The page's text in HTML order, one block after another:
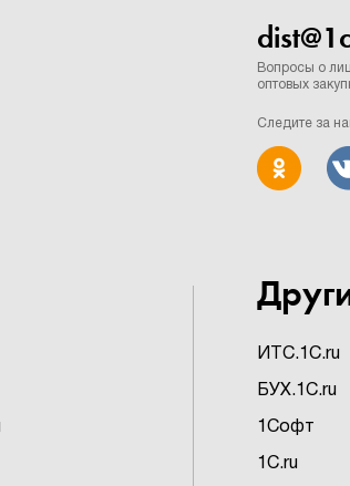
Вопросы о
оптовых
Следите за
ИTC.1C.ru
БУХ.1C.ru
1Софт
1C.ru